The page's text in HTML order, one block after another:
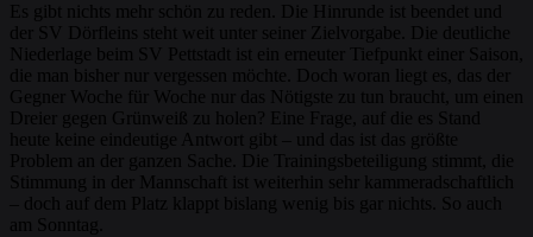
Es gibt nichts mehr schön zu reden. Die Hinrunde ist beendet und
der SV Dörfleins steht weit unter seiner Zielvorgabe. Die deutliche
Niederlage beim SV Pettstadt ist ein erneuter Tiefpunkt einer Saison,
die man bisher nur vergessen möchte. Doch woran liegt es, das der
Gegner Woche für Woche nur das Nötigste zu tun braucht, um einen
Dreier gegen Grünweiß zu holen? Eine Frage, auf die es Stand
heute keine eindeutige Antwort gibt – und das ist das größte
Problem an der ganzen Sache. Die Trainingsbeteiligung stimmt, die
Stimmung in der Mannschaft ist weiterhin sehr kammeradschaftlich
– doch auf dem Platz klappt bislang wenig bis gar nichts. So auch
am Sonntag.